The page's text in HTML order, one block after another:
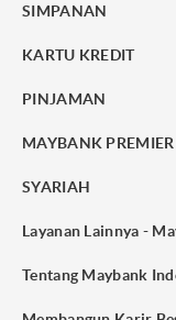
SIMPANAN
KARTU KREDIT
PINJAMAN
MAYBANK PREMIER
SYARIAH
Layanan Lainnya -
Tentang Maybank